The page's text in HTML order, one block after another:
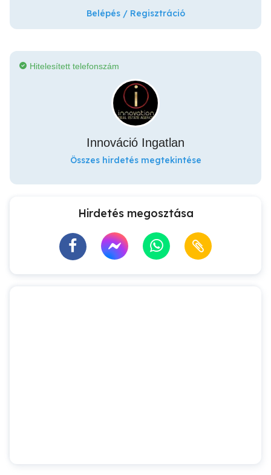
Belépés / Regisztráció
Hitelesített telefonszám
Innováció Ingatlan
Összes hirdetés megtekintése
Hirdetés megosztása